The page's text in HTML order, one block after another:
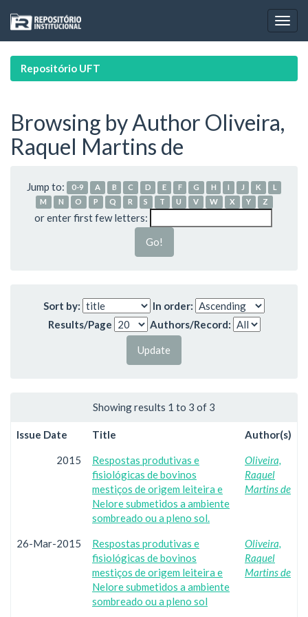
navigation
Repositório UFT
Browsing by Author Oliveira,
Raquel Martins de
Jump to: 0-9 A B C D E F G H I J K
L
M
N O P Q R S T U V W X Y Z
or enter first few letters:
Sort by:
In order:
Results/Page
Authors/Record:
Showing results 1 to 3 of 3
Issue Date Title Author(s)
2015
Respostas produtivas e
fisiológicas de bovinos
mestiços de origem leiteira e
Nelore submetidos a ambiente
sombreado ou a pleno sol.
Oliveira,
Raquel
Martins de
26-Mar-2015
Respostas produtivas e
fisiológicas de bovinos
mestiços de origem leiteira e
Nelore submetidos a ambiente
sombreado ou a pleno sol
Oliveira,
Raquel
Martins de